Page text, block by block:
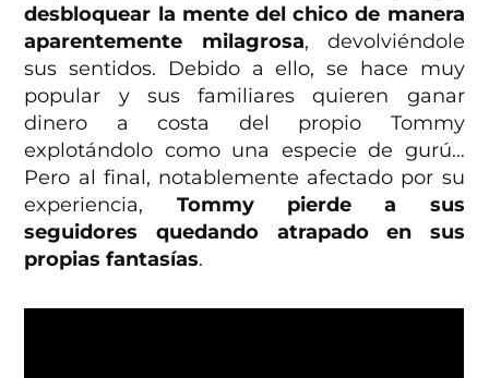
desbloquear la mente del chico de manera
aparentemente milagrosa, devolviéndole
sus sentidos. Debido a ello, se hace muy
popular y sus familiares quieren ganar
dinero a costa del propio Tommy
explotándolo como una especie de gurú…
Pero al final, notablemente afectado por su
experiencia, Tommy pierde a sus
seguidores quedando atrapado en sus
propias fantasías.